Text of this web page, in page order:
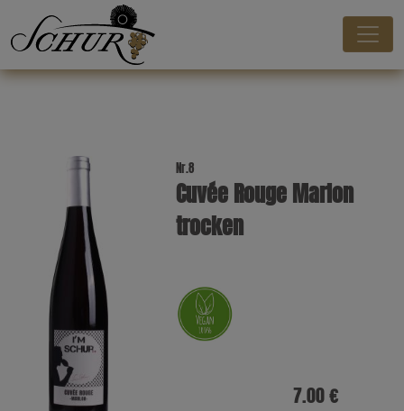
Nr.8
Cuvée Rouge Marlon
trocken
7.00 €